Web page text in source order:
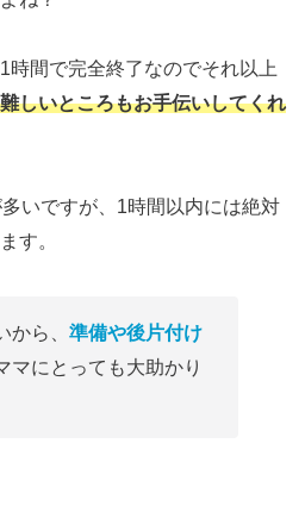
時間で完全終了なのでそれ以上
しいところもお手伝いしてくれ
いですが、1時間以内には絶対
す。
から、 準備や後片付け
マにとっても大助かり